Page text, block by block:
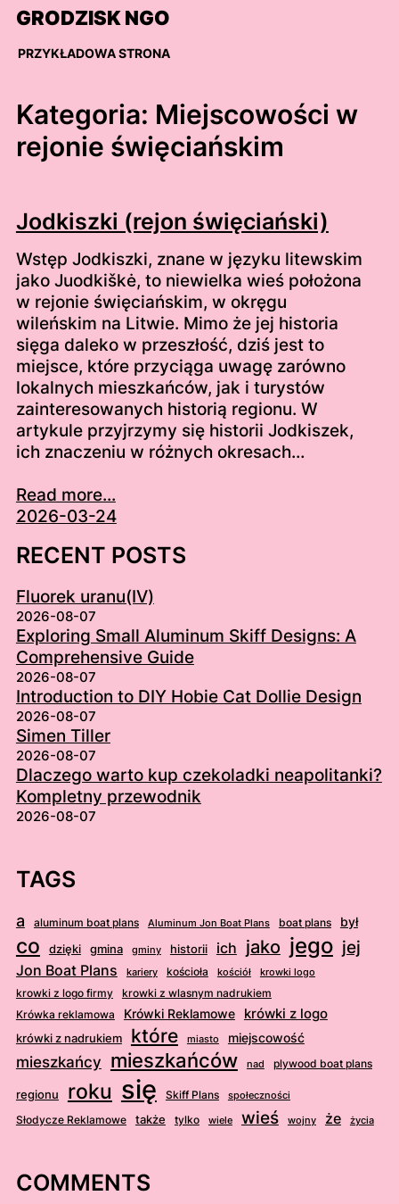
Skip
content
GRODZISK NGO
PRZYKŁADOWA STRONA
Kategoria: Miejscowości w
rejonie święciańskim
Jodkiszki (rejon święciański)
Wstęp Jodkiszki, znane w języku litewskim
jako Juodkiškė, to niewielka wieś położona
w rejonie święciańskim, w okręgu
wileńskim na Litwie. Mimo że jej historia
sięga daleko w przeszłość, dziś jest to
miejsce, które przyciąga uwagę zarówno
lokalnych mieszkańców, jak i turystów
zainteresowanych historią regionu. W
artykule przyjrzymy się historii Jodkiszek,
ich znaczeniu w różnych okresach…
Read more...
2026-03-24
RECENT POSTS
Fluorek uranu(IV)
2026-08-07
Exploring Small Aluminum Skiff Designs: A
Comprehensive Guide
2026-08-07
Introduction to DIY Hobie Cat Dollie Design
2026-08-07
Simen Tiller
2026-08-07
Dlaczego warto kup czekoladki neapolitanki?
Kompletny przewodnik
2026-08-07
TAGS
a aluminum boat plans Aluminum Jon Boat Plans boat plans był
co dzięki gmina gminy historii ich jako jego jej
Jon Boat Plans kariery kościoła kościół krowki logo
krowki z logo firmy
krowki z wlasnym nadrukiem
Krówka reklamowa
Krówki Reklamowe krówki z logo
krówki z nadrukiem które miasto miejscowość
mieszkańcy mieszkańców nad plywood boat plans
regionu roku się Skiff Plans społeczności
Słodycze Reklamowe także tylko wiele wieś wojny że życia
COMMENTS